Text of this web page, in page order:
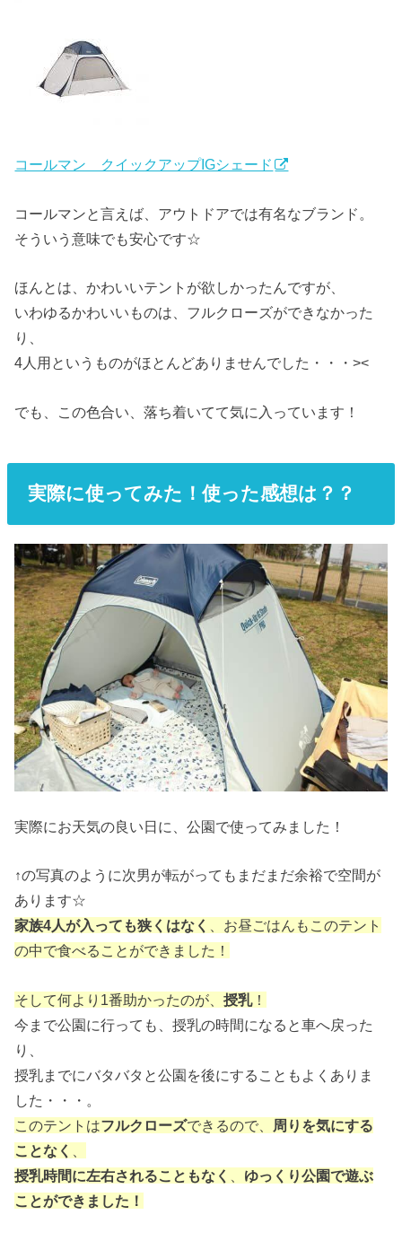
コールマン クイックアップIGシェード
コールマンと言えば、アウトドアでは有名なブランド。
そういう意味でも安心です☆
ほんとは、かわいいテントが欲しかったんですが、
いわゆるかわいいものは、フルクローズができなかった
り、
4人用というものがほとんどありませんでした・・・><
でも、この色合い、落ち着いてて気に入っています！
実際に使ってみた！使った感想は？？
実際にお天気の良い日に、公園で使ってみました！
↑の写真のように次男が転がってもまだまだ余裕で空間が
あります☆
家族4人が入っても狭くはなく
、お昼ごはんもこのテント
の中で食べることができました！
そして何より1番助かったのが、授乳！
今まで公園に行っても、授乳の時間になると車へ戻った
り、
授乳までにバタバタと公園を後にすることもよくありま
した・・・。
このテントはフルクローズできるので、 周りを気にする
ことなく
授乳時間に左右されることもなく
ゆっくり公園で遊ぶ
ことができました！